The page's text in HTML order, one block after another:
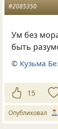
#2085350
Ум без
быть
© Кузьма
15
Опубликовал